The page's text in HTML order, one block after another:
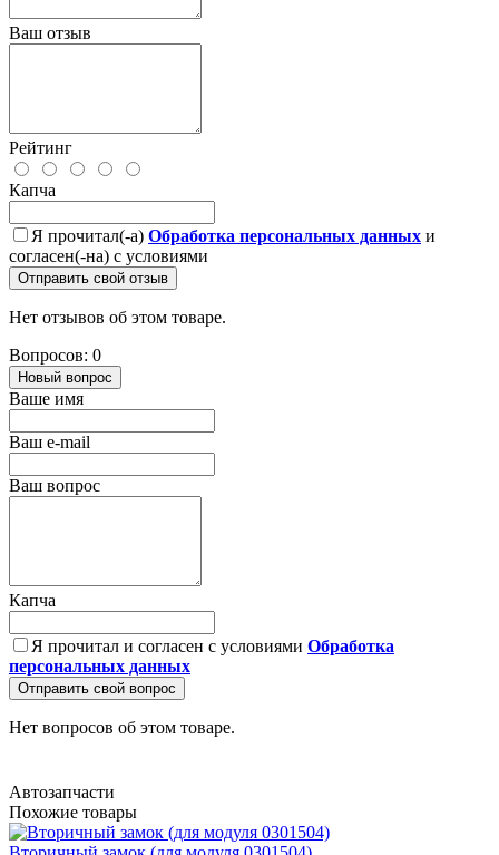
Ваш отзыв
Рейтинг
Капча
Я прочитал(-а) Обработка персональных данных и
согласен(-на) с условиями
Отправить свой отзыв
Нет отзывов об этом товаре.
Вопросов: 0
Новый вопрос
Ваше имя
Ваш e-mail
Ваш вопрос
Капча
Я прочитал и согласен с условиями Обработка
персональных данных
Отправить свой вопрос
Нет вопросов об этом товаре.
Автозапчасти
Похожие товары